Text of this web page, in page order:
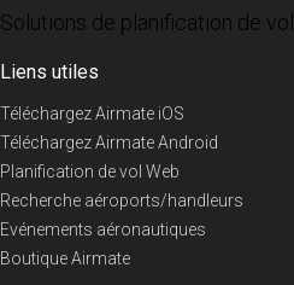
Solutions de planification de vol
Liens utiles
Téléchargez Airmate iOS
Téléchargez Airmate Android
Planification de vol Web
Recherche aéroports/handleurs
Evénements aéronautiques
Boutique Airmate